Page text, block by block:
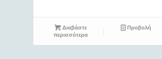
Διαβάστε
περισσότερα
Προβολή